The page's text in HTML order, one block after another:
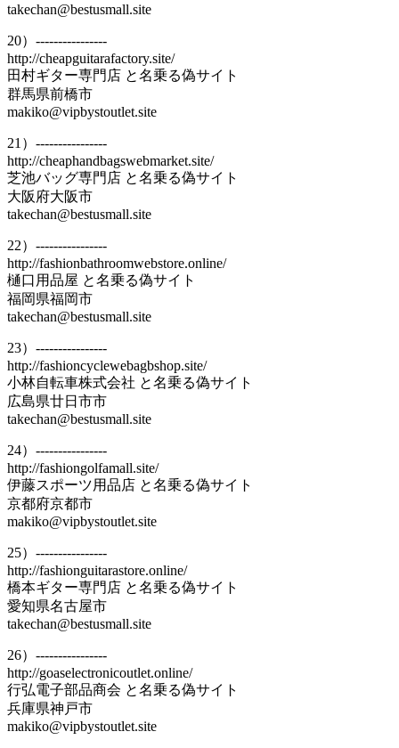
takechan@bestusmall.site
20）----------------
http://cheapguitarafactory.site/
田村ギター専門店 と名乗る偽サイト
群馬県前橋市
makiko@vipbystoutlet.site
21）----------------
http://cheaphandbagswebmarket.site/
芝池バッグ専門店 と名乗る偽サイト
大阪府大阪市
takechan@bestusmall.site
22）----------------
http://fashionbathroomwebstore.online/
樋口用品屋 と名乗る偽サイト
福岡県福岡市
takechan@bestusmall.site
23）----------------
http://fashioncyclewebagbshop.site/
小林自転車株式会社 と名乗る偽サイト
広島県廿日市市
takechan@bestusmall.site
24）----------------
http://fashiongolfamall.site/
伊藤スポーツ用品店 と名乗る偽サイト
京都府京都市
makiko@vipbystoutlet.site
25）----------------
http://fashionguitarastore.online/
橋本ギター専門店 と名乗る偽サイト
愛知県名古屋市
takechan@bestusmall.site
26）----------------
http://goaselectronicoutlet.online/
行弘電子部品商会 と名乗る偽サイト
兵庫県神戸市
makiko@vipbystoutlet.site